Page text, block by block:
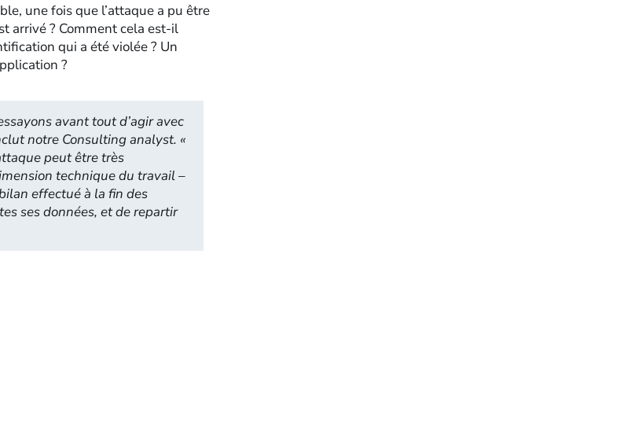
une fois que l’attaque a pu être
arrivé ? Comment cela est-il
qui a été violée ? Un
?
avant tout d’agir avec
notre Consulting analyst. «
peut être très
technique du travail –
effectué à la fin des
ses données, et de repartir